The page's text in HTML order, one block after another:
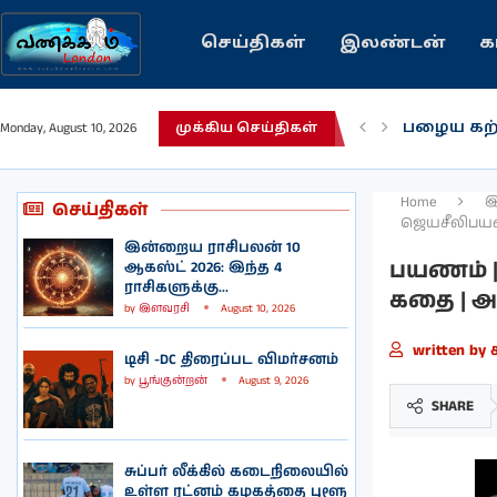
செய்திகள் இலண்டன்
Monday, August 10, 2026 முக்கிய செய்திகள்
செய்திகள்
இன்றைய ராசிபலன் 10
ஆகஸ்ட் 2026: இந்த 4
ராசிகளுக்கு...
by இளவரசி August 10, 2026
டிசி -DC திரைப்பட விமர்சனம்
by பூங்குன்றன் August 9, 2026
சுப்பர் லீக்கில் கடைநிலையில்
உள்ள ரட்னம் கழகத்தை புளூ
Home
ஜெயசீலி
பயணம் |
கதை |
written by
SHARE